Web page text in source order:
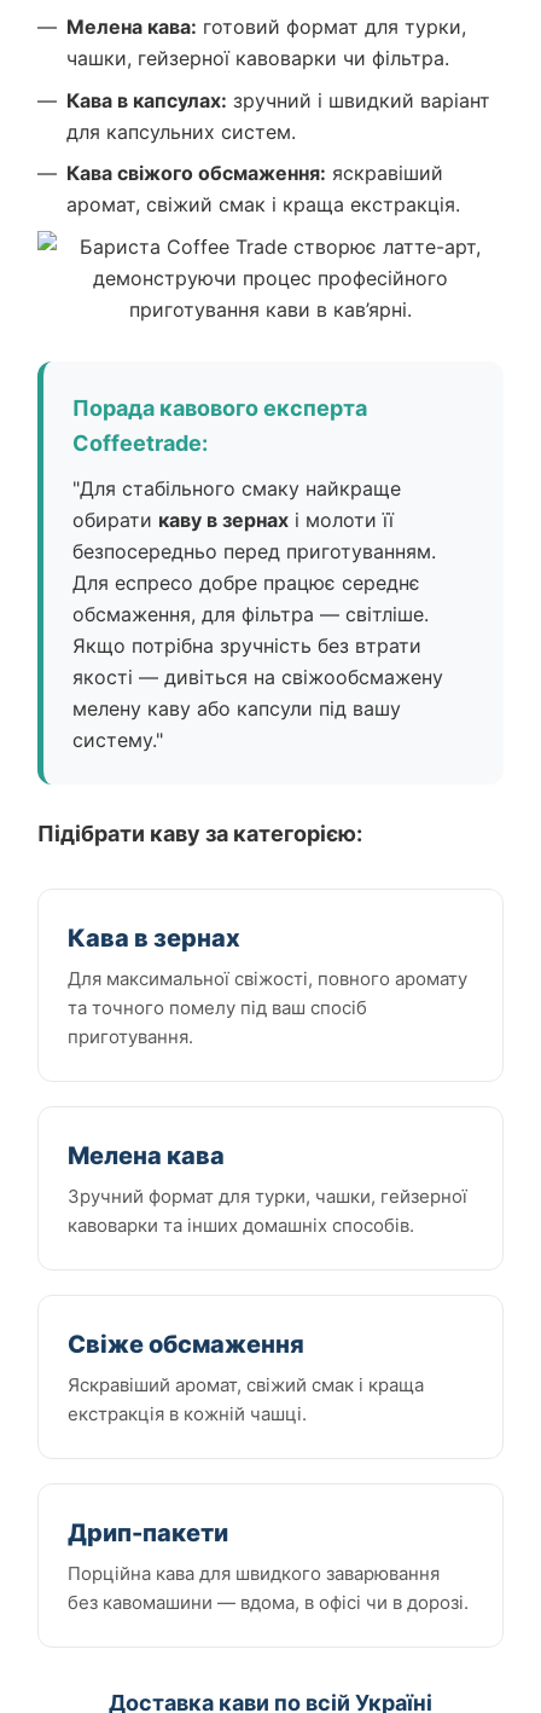
Мелена кава: готовий формат для турки,
чашки, гейзерної кавоварки чи фільтра.
Кава в капсулах: зручний і швидкий варіант
для капсульних систем.
Кава свіжого обсмаження: яскравіший
аромат, свіжий смак і краща екстракція.
Порада кавового експерта
Coffeetrade:
"Для стабільного смаку найкраще
обирати каву в зернах і молоти її
безпосередньо перед приготуванням.
Для еспресо добре працює середнє
обсмаження, для фільтра — світліше.
Якщо потрібна зручність без втрати
якості — дивіться на свіжообсмажену
мелену каву або капсули під вашу
систему."
Підібрати каву за категорією:
Кава в зернах
Для максимальної свіжості, повного аромату
та точного помелу під ваш спосіб
приготування.
Мелена кава
Зручний формат для турки, чашки, гейзерної
кавоварки та інших домашніх способів.
Свіже обсмаження
Яскравіший аромат, свіжий смак і краща
екстракція в кожній чашці.
Дрип-пакети
Порційна кава для швидкого заварювання
без кавомашини — вдома, в офісі чи в дорозі.
Доставка кави по всій Україні